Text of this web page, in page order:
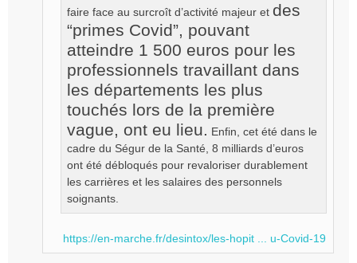
faire face au surcroît d’activité majeur et des
“primes Covid”, pouvant
atteindre 1 500 euros pour les
professionnels travaillant dans
les départements les plus
touchés lors de la première
vague, ont eu lieu. Enfin, cet été dans le
cadre du Ségur de la Santé, 8 milliards d’euros
ont été débloqués pour revaloriser durablement
les carrières et les salaires des personnels
soignants.
https://en-marche.fr/desintox/les-hopit ... u-Covid-19